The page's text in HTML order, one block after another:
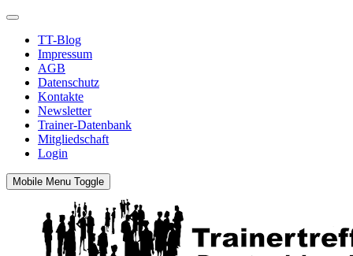
TT-Blog
Impressum
AGB
Datenschutz
Kontakte
Newsletter
Trainer-Datenbank
Mitgliedschaft
Login
Mobile Menu Toggle